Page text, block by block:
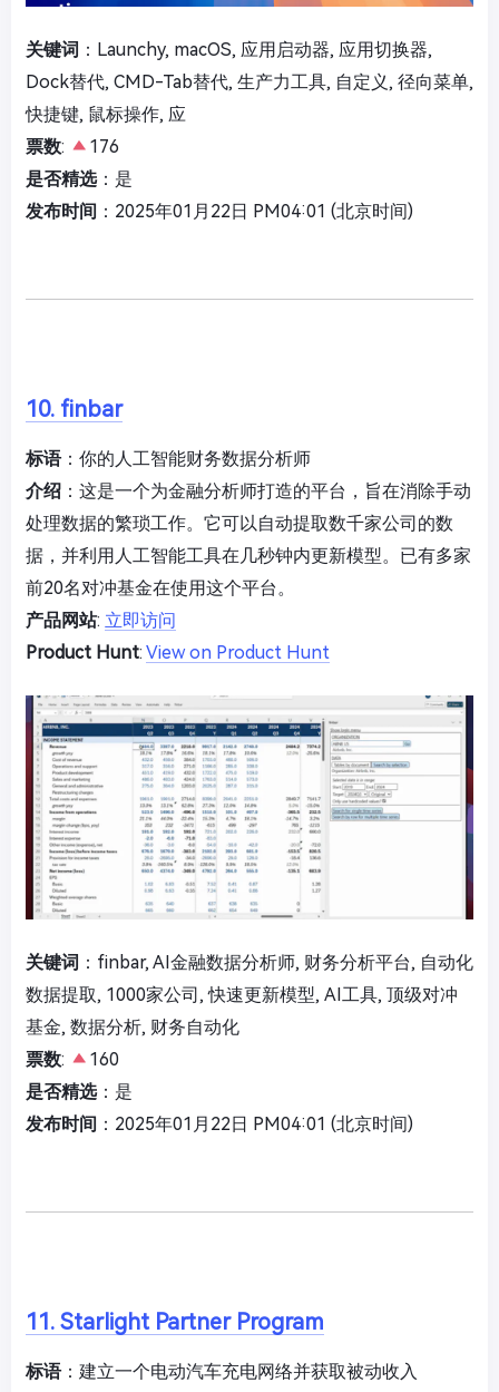
关键词 ：Launchy, macOS, 应用启动器, 应用切换器,
Dock替代, CMD-Tab替代, 生产力工具, 自定义, 径向菜单,
快捷键, 鼠标操作, 应
票数:
176
是否精选：是
发布时间 ：2025年01月22日 PM04:01 (北京时间)
10. finbar
标语：你的人工智能财务数据分析师
介绍 ：这是一个为金融分析师打造的平台，旨在消除手动
处理数据的繁琐工作。它可以自动提取数千家公司的数
据，并利用人工智能工具在几秒钟内更新模型。已有多家
前20名对冲基金在使用这个平台。
产品网站: 立即访问
Product Hunt: View on Product Hunt
关键词 ：finbar, AI金融数据分析师, 财务分析平台, 自动化
数据提取, 1000家公司, 快速更新模型, AI工具, 顶级对冲
基金, 数据分析, 财务自动化
票数:
160
是否精选：是
发布时间 ：2025年01月22日 PM04:01 (北京时间)
11. Starlight Partner Program
标语：建立一个电动汽车充电网络并获取被动收入